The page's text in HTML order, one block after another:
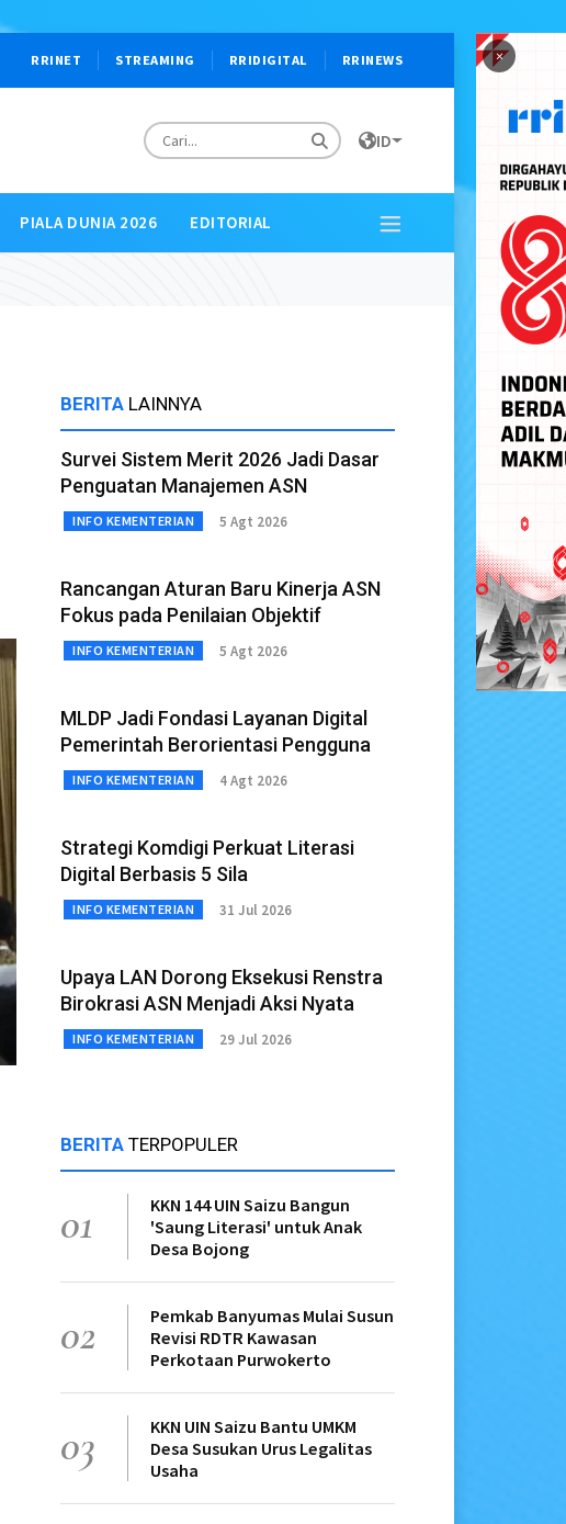
×
RRINET STREAMING RRIDIGITAL RRINEWS
ID
PIALA DUNIA 2026 EDITORIAL
BERITA LAINNYA
Survei Sistem Merit 2026 Jadi Dasar
Penguatan Manajemen ASN
INFO KEMENTERIAN 5 Agt 2026
Rancangan Aturan Baru Kinerja ASN
Fokus pada Penilaian Objektif
INFO KEMENTERIAN 5 Agt 2026
MLDP Jadi Fondasi Layanan Digital
Pemerintah Berorientasi Pengguna
INFO KEMENTERIAN 4 Agt 2026
Strategi Komdigi Perkuat Literasi
Digital Berbasis 5 Sila
INFO KEMENTERIAN 31 Jul 2026
Upaya LAN Dorong Eksekusi Renstra
Birokrasi ASN Menjadi Aksi Nyata
INFO KEMENTERIAN 29 Jul 2026
BERITA TERPOPULER
01
KKN 144 UIN Saizu Bangun
'Saung Literasi' untuk Anak
Desa Bojong
02
Pemkab Banyumas Mulai Susun
Revisi RDTR Kawasan
Perkotaan Purwokerto
03
KKN UIN Saizu Bantu UMKM
Desa Susukan Urus Legalitas
Usaha